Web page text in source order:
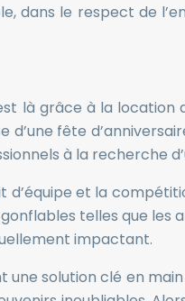
le respect de
là grâce à la
d’une fête
à la recherche
d’équipe et la
telles que
impactant.
solution clé en